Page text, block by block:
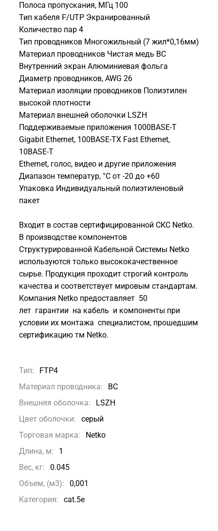
Полоса пропускания, МГц 100
Тип кабеля F/UTP Экранированный
Количество пар 4
Тип проводников Многожильный (7 жил*0,16мм)
Материал проводников Чистая медь BC
Внутренний экран Алюминиевая фольга
Диаметр проводников, AWG 26
Материал изоляции проводников Полиэтилен
высокой плотности
Материал внешней оболочки LSZH
Поддерживаемые приложения 1000BASE-T
Gigabit Ethernet, 100BASE-TX Fast Ethernet,
10BASE-T
Ethernet, голос, видео и другие приложения
Диапазон температур, °С от -20 до +60
Упаковка Индивидуальный полиэтиленовый
пакет
Входит в состав сертифицированной СКС Netko.
В производстве компонентов
Структурированной Кабельной Системы Netko
используются только высококачественное
сырье. Продукция проходит строгий контроль
качества и соответствует мировым стандартам.
Компания Netko предоставляет 50
лет гарантии на кабель и компоненты при
условии их монтажа специалистом, прошедшим
сертификацию тм Netko.
Тип:
FTP4
Материал проводника:
BC
Внешняя оболочка:
LSZH
Цвет оболочки:
серый
Торговая марка:
Netko
Длина, м:
1
Вес, кг:
0.045
Объем, (м3):
0,001
Категория:
cat.5е